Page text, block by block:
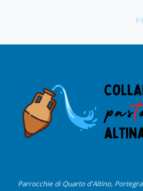
Parrocchie di Quarto d'Altino,